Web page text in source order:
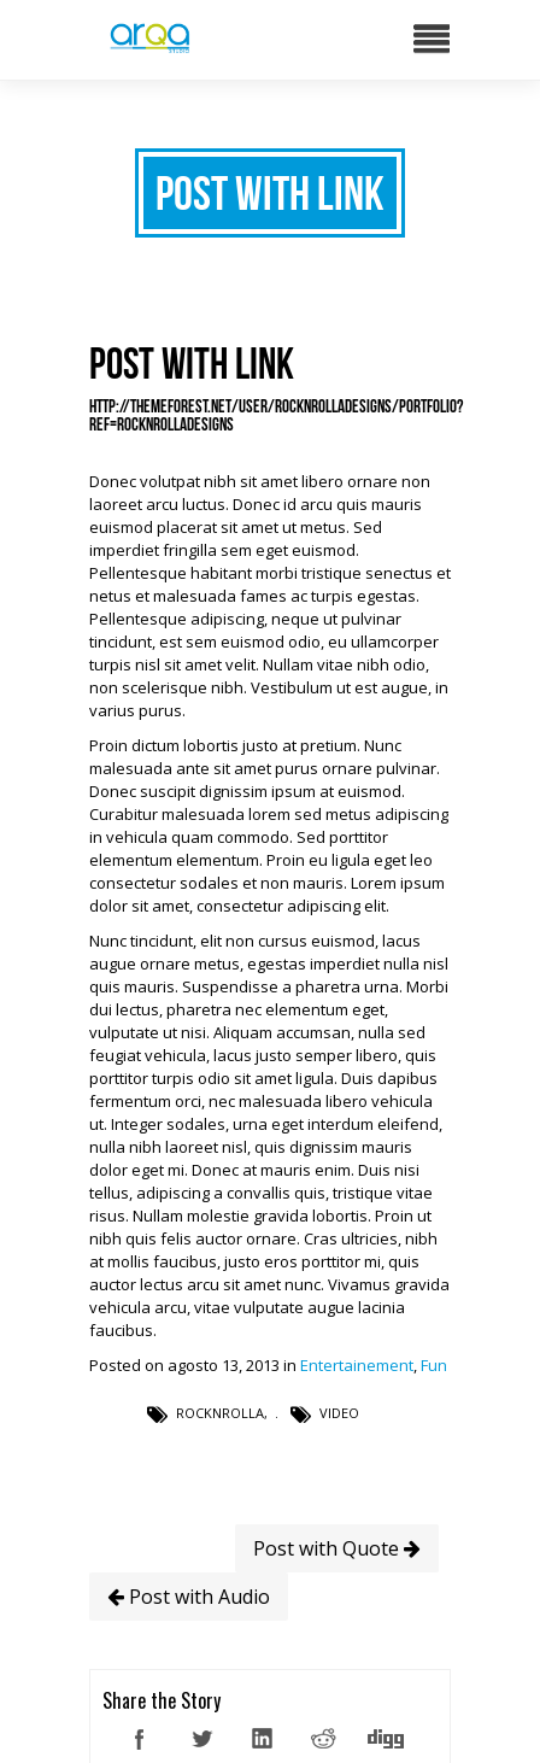
Post with Link
Post with Link
http://themeforest.net/user/RockNRollaDesigns/portfolio?
ref=rocknrolladesigns
Donec volutpat nibh sit amet libero ornare non
laoreet arcu luctus. Donec id arcu quis mauris
euismod placerat sit amet ut metus. Sed
imperdiet fringilla sem eget euismod.
Pellentesque habitant morbi tristique senectus et
netus et malesuada fames ac turpis egestas.
Pellentesque adipiscing, neque ut pulvinar
tincidunt, est sem euismod odio, eu ullamcorper
turpis nisl sit amet velit. Nullam vitae nibh odio,
non scelerisque nibh. Vestibulum ut est augue, in
varius purus.
Proin dictum lobortis justo at pretium. Nunc
malesuada ante sit amet purus ornare pulvinar.
Donec suscipit dignissim ipsum at euismod.
Curabitur malesuada lorem sed metus adipiscing
in vehicula quam commodo. Sed porttitor
elementum elementum. Proin eu ligula eget leo
consectetur sodales et non mauris. Lorem ipsum
dolor sit amet, consectetur adipiscing elit.
Nunc tincidunt, elit non cursus euismod, lacus
augue ornare metus, egestas imperdiet nulla nisl
quis mauris. Suspendisse a pharetra urna. Morbi
dui lectus, pharetra nec elementum eget,
vulputate ut nisi. Aliquam accumsan, nulla sed
feugiat vehicula, lacus justo semper libero, quis
porttitor turpis odio sit amet ligula. Duis dapibus
fermentum orci, nec malesuada libero vehicula
ut. Integer sodales, urna eget interdum eleifend,
nulla nibh laoreet nisl, quis dignissim mauris
dolor eget mi. Donec at mauris enim. Duis nisi
tellus, adipiscing a convallis quis, tristique vitae
risus. Nullam molestie gravida lobortis. Proin ut
nibh quis felis auctor ornare. Cras ultricies, nibh
at mollis faucibus, justo eros porttitor mi, quis
auctor lectus arcu sit amet nunc. Vivamus gravida
vehicula arcu, vitae vulputate augue lacinia
faucibus.
Posted on agosto 13, 2013 in Entertainement,Fun
ROCKNROLLA, VIDEO
Post with Quote
Post with Audio
Share the Story